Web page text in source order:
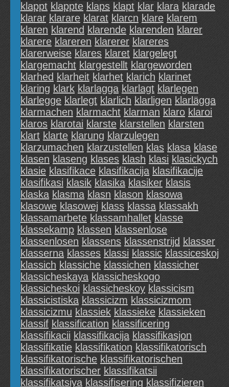
klappt klappte klaps klapt klar klara klarade
klarar klarare klarat klarcn klare klarem
klaren klarend klarende klarenden klarer
klarere klareren klarerer klareres
klarerweise klares klaret klargelegt
klargemacht klargestellt klargeworden
klarhed klarheit klarhet klarich klarinet
klaring klark klarlagga klarlagt klarlegen
klarlegge klarlegt klarlich klarligen klarlägga
klarmachen klarmacht klarman klaro klaroi
klaros klarotai klarste klarstellen klarsten
klart klarte klarung klarzulegen
klarzumachen klarzustellen klas klasa klase
klasen klaseng klases klash klasi klasickych
klasie klasifikace klasifikacija klasifikacije
klasifikasi klasik klasika klasiker klasis
klaska klasma klasn klason klasowa
klasowe klasowej klass klassa klassakh
klassamarbete klassamhallet klasse
klassekamp klassen klassenlose
klassenlosen klassens klassenstrijd klasser
klasserna klasses klassi klassic klassiceskoj
klassich klassiche klassichen klassicher
klassicheskaya klassicheskogo
klassicheskoi klassicheskoy klassicism
klassicistiska klassicizm klassicizmom
klassicizmu klassiek klassieke klassieken
klassif klassification klassificering
klassifikacii klassifikacija klassifikasjon
klassifikatie klassifikation klassifikatorisch
klassifikatorische klassifikatorischen
klassifikatorischer klassifikatsii
klassifikatsiya klassifisering klassifizieren